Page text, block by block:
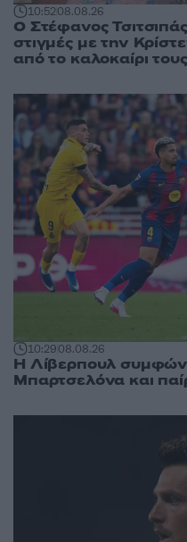
10:5208.08.26
Ο Στέφανος
στιγμές με την
από το καλοκαίρι τους
10:2908.08.26
Η Λίβερπουλ
Μπαρτσελόνα και